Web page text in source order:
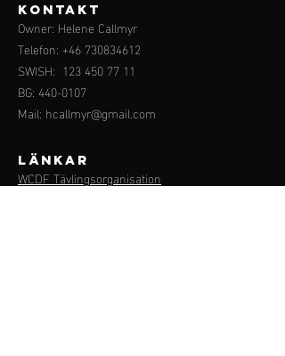
KONTAKT
Owner: Helene Callmyr
Telefon: +46 730834612
SWISH: 123 450 77 11
BG: 440-0107
Mail: hcallmyr@gmail.com
LÄNKAR
WCDF Tävlingsorganisation